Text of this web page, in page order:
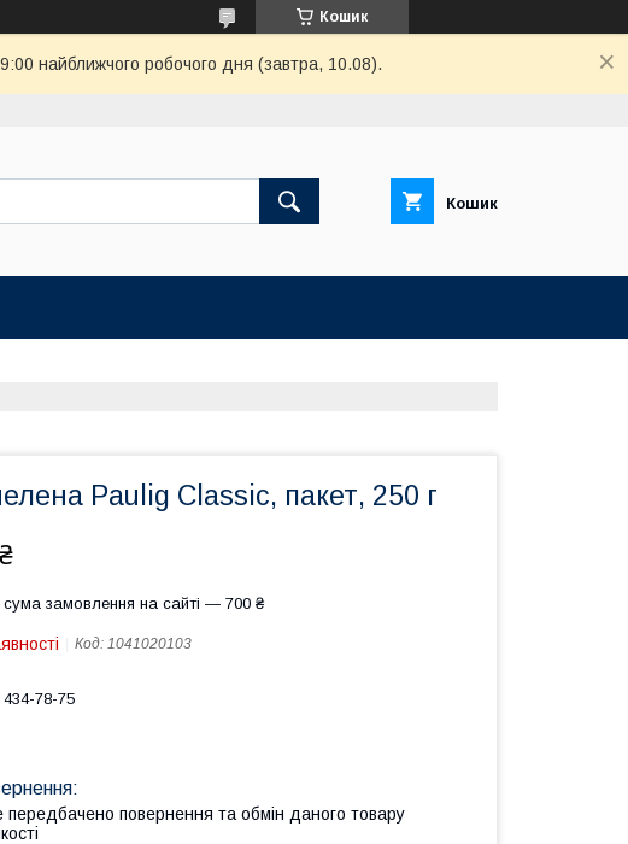
Кошик
найближчого робочого дня (завтра, 10.08).
Кошик
Paulig Classic, пакет, 250 г
сума замовлення на сайті — 700 ₴
Код: 1041020103
78-75
передбачено повернення та обмін даного товару